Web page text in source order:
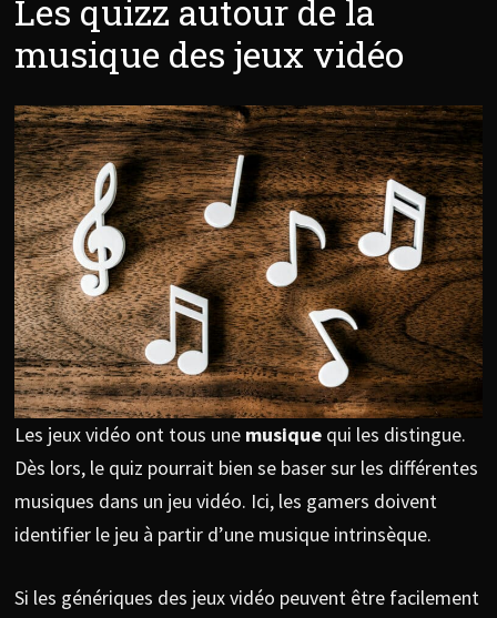
Les quizz autour de la
musique des jeux vidéo
Les jeux vidéo ont tous une musiquequi les distingue.
Dès lors, le quiz pourrait bien se baser sur les différentes
musiques dans un jeu vidéo. Ici, les gamers doivent
identifier le jeu à partir d’une musique intrinsèque.
Si les génériques des jeux vidéo peuvent être facilement